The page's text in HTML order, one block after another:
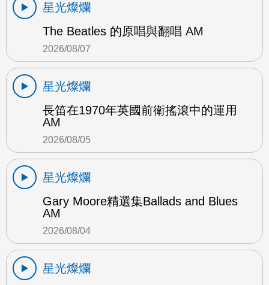
星光燦爛
The Beatles 的原唱與翻唱 AM
2026/08/07
星光燦爛
長笛在1970年英國前衛搖滾中的運用
AM
2026/08/05
星光燦爛
Gary Moore精選集Ballads and Blues
AM
2026/08/04
星光燦爛